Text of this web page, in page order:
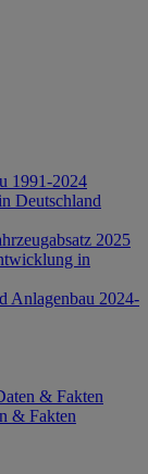
1991-2024
Deutschland
2025
in
Anlagenbau 2024-
& Fakten
& Fakten